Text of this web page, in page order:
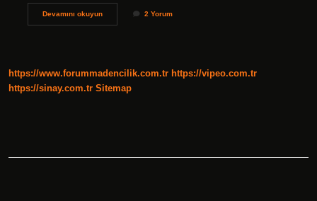
Devamını okuyunAlmanyada
2 Yorum
https://www.forummadencilik.com.tr https://vipeo.com.tr
https://sinay.com.tr Sitemap